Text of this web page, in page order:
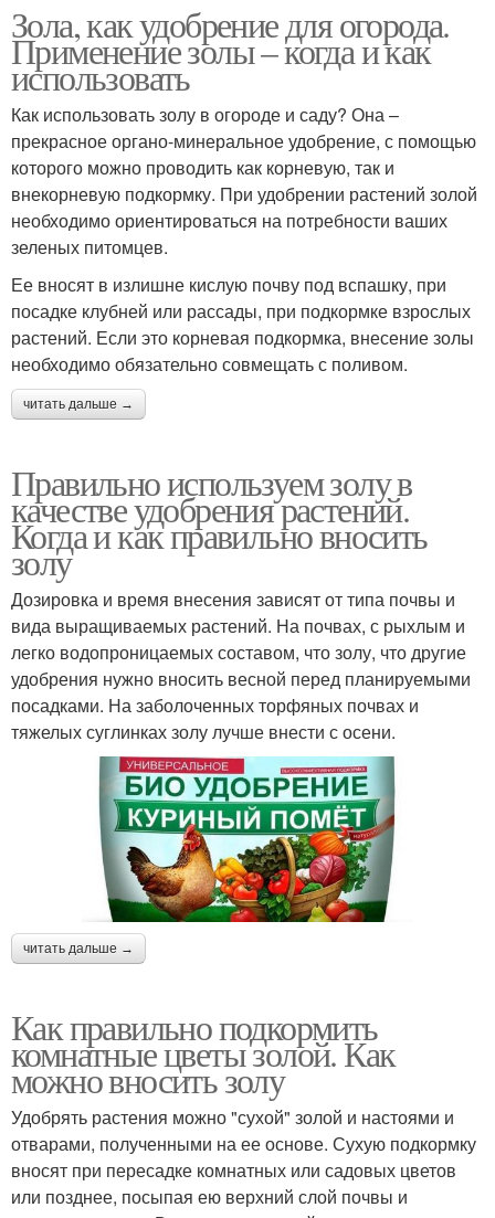
Зола, как удобрение для огорода.
Применение золы – когда и как
использовать
Как использовать золу в огороде и саду? Она –
прекрасное органо-минеральное удобрение, с помощью
которого можно проводить как корневую, так и
внекорневую подкормку. При удобрении растений золой
необходимо ориентироваться на потребности ваших
зеленых питомцев.
Ее вносят в излишне кислую почву под вспашку, при
посадке клубней или рассады, при подкормке взрослых
растений. Если это корневая подкормка, внесение золы
необходимо обязательно совмещать с поливом.
читать дальше →
Правильно используем золу в
качестве удобрения растений.
Когда и как правильно вносить
золу
Дозировка и время внесения зависят от типа почвы и
вида выращиваемых растений. На почвах, с рыхлым и
легко водопроницаемых составом, что золу, что другие
удобрения нужно вносить весной перед планируемыми
посадками. На заболоченных торфяных почвах и
тяжелых суглинках золу лучше внести с осени.
читать дальше →
Как правильно подкормить
комнатные цветы золой. Как
можно вносить золу
Удобрять растения можно "сухой" золой и настоями и
отварами, полученными на ее основе. Сухую подкормку
вносят при пересадке комнатных или садовых цветов
или позднее, посыпая ею верхний слой почвы и